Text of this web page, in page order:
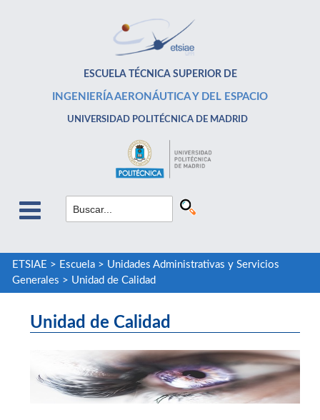
ESCUELA TÉCNICA SUPERIOR DE
INGENIERÍA AERONÁUTICA Y DEL ESPACIO
UNIVERSIDAD POLITÉCNICA DE MADRID
ETSIAE > Escuela> Unidades Administrativas y Servicios
Generales > Unidad de Calidad
Unidad de Calidad